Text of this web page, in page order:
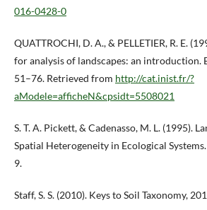
016-0428-0
QUATTROCHI, D. A., & PELLETIER, R. E.
for analysis of landscapes: an introduction.
51–76. Retrieved from http://cat.inist.fr/?
aModele=afficheN&cpsidt=5508021
S. T. A. Pickett, & Cadenasso, M. L. (1995).
Spatial Heterogeneity in Ecological
9.
Staff, S. S. (2010). Keys to Soil Taxonomy,